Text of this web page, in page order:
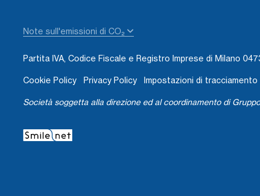
Note sull'emissioni di CO₂
Partita IVA, Codice Fiscale e Registro Imprese di Milano
Cookie Policy Privacy Policy Impostazioni di tracciamento
Società soggetta alla direzione ed al coordinamento di